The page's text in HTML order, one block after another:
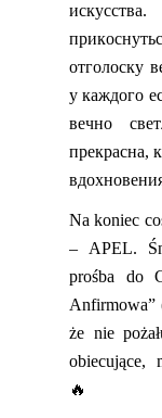
искусства
отголоску
укаждого
вечно
прекрасна,
Na koniec
– APEL.
prośba do
Anfirmowa”
że nie
obiecujące,
🔥